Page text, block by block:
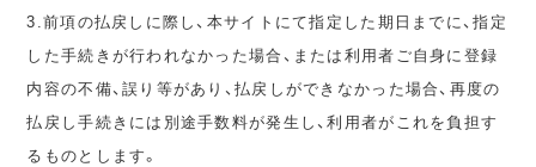
3.前項の払戻しに際し、本サイトにて指定した期日までに、指定
した手続きが行われなかった場合、または利用者ご自身に登録
内容の不備、誤り等があり、払戻しができなかった場合、再度の
払戻し手続きには別途手数料が発生し、利用者がこれを負担す
るものとします。